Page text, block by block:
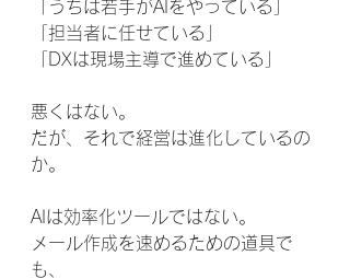
「うちは若手がAIをやっている」
「担当者に任せている」
「DXは現場主導で進めている」
悪くはない。
だが、それで経営は進化しているの
か。
AIは効率化ツールではない。
メール作成を速めるための道具で
も、